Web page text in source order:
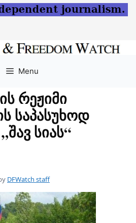
Menu
რეჟიმი
საპასუხოდ
სიას“
DFWatch staff